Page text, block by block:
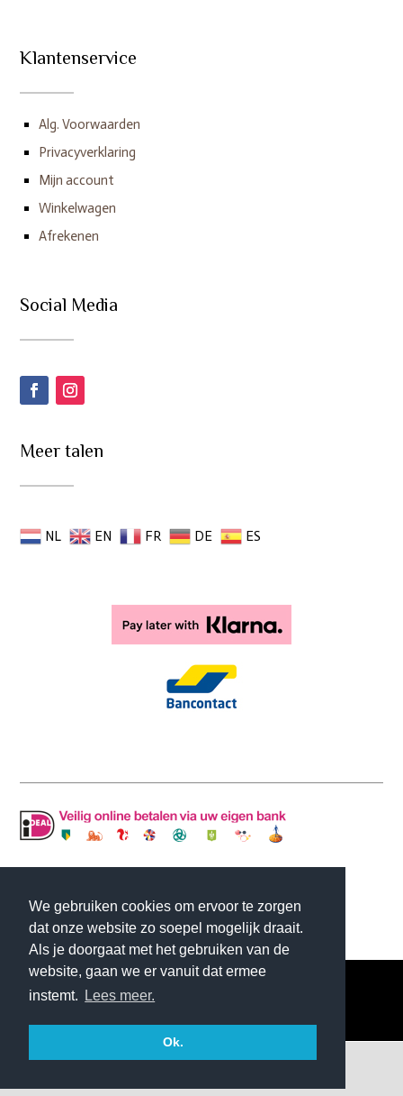
We gebruiken cookies om ervoor te zorgen
dat onze website zo soepel mogelijk draait.
Als je doorgaat met het gebruiken van de
website, gaan we er vanuit dat ermee
instemt.
Lees meer.
Ok.
Klantenservice
Alg. Voorwaarden
Privacyverklaring
Mijn account
Winkelwagen
Afrekenen
Social Media
Meer talen
NL EN FR DE ES
gemaakt doorFlexamedia